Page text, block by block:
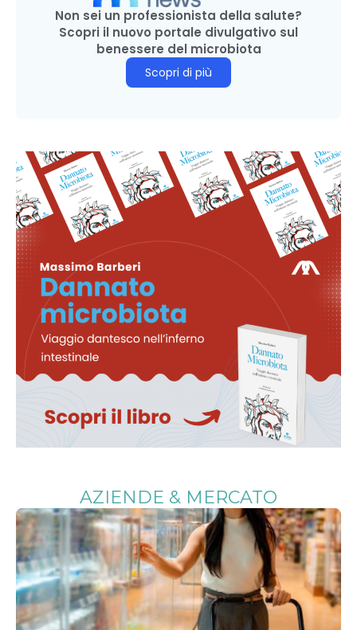
Non sei un professionista della salute?
Scopri il nuovo portale divulgativo sul
benessere del microbiota
Scopri di più
AZIENDE & MERCATO